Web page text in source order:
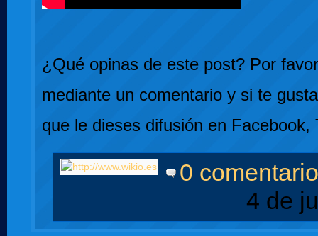
¿Qué opinas de este post? Por
mediante un comentario y si te
que le dieses difusión en Facebook,
0
4 de